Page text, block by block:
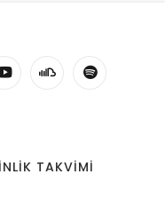
TAKVIMI